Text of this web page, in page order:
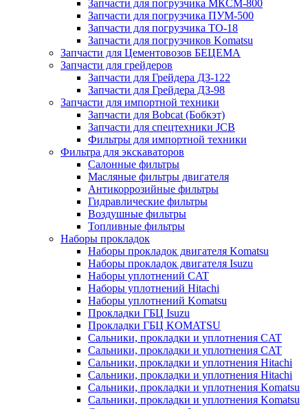
Запчасти для погрузчика МКСМ-800
Запчасти для погрузчика ПУМ-500
Запчасти для погрузчика ТО-18
Запчасти для погрузчиков Komatsu
Запчасти для Цементовозов БЕЦЕМА
Запчасти для грейдеров
Запчасти для Грейдера ДЗ-122
Запчасти для Грейдера ДЗ-98
Запчасти для импортной техники
Запчасти для Bobcat (Бобкэт)
Запчасти для спецтехники JCB
Фильтры для импортной техники
Фильтра для экскаваторов
Салонные фильтры
Масляные фильтры двигателя
Антикоррозийные фильтры
Гидравлические фильтры
Воздушные фильтры
Топливные фильтры
Наборы прокладок
Наборы прокладок двигателя Komatsu
Наборы прокладок двигателя Isuzu
Наборы уплотнений CAT
Наборы уплотнений Hitachi
Наборы уплотнений Komatsu
Прокладки ГБЦ Isuzu
Прокладки ГБЦ KOMATSU
Сальники, прокладки и уплотнения CAT
Сальники, прокладки и уплотнения CAT
Сальники, прокладки и уплотнения Hitachi
Сальники, прокладки и уплотнения Hitachi
Сальники, прокладки и уплотнения Komatsu
Сальники, прокладки и уплотнения Komatsu